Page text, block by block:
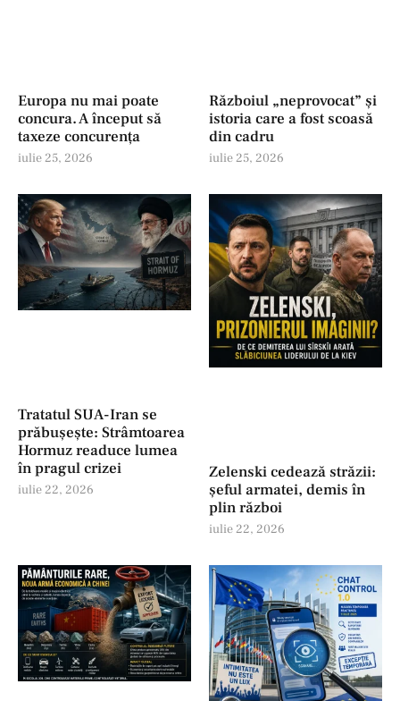
Europa nu mai poate
concura. A început să
taxeze concurența
iulie 25, 2026
Războiul „neprovocat” și
istoria care a fost scoasă
din cadru
iulie 25, 2026
Tratatul SUA-Iran se
prăbușește: Strâmtoarea
Hormuz readuce lumea
în pragul crizei
iulie 22, 2026
Zelenski cedează străzii:
șeful armatei, demis în
plin război
iulie 22, 2026